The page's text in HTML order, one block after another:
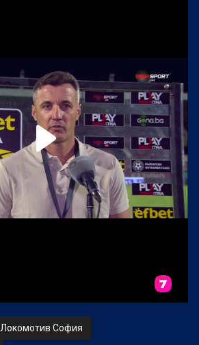
Локомотив София